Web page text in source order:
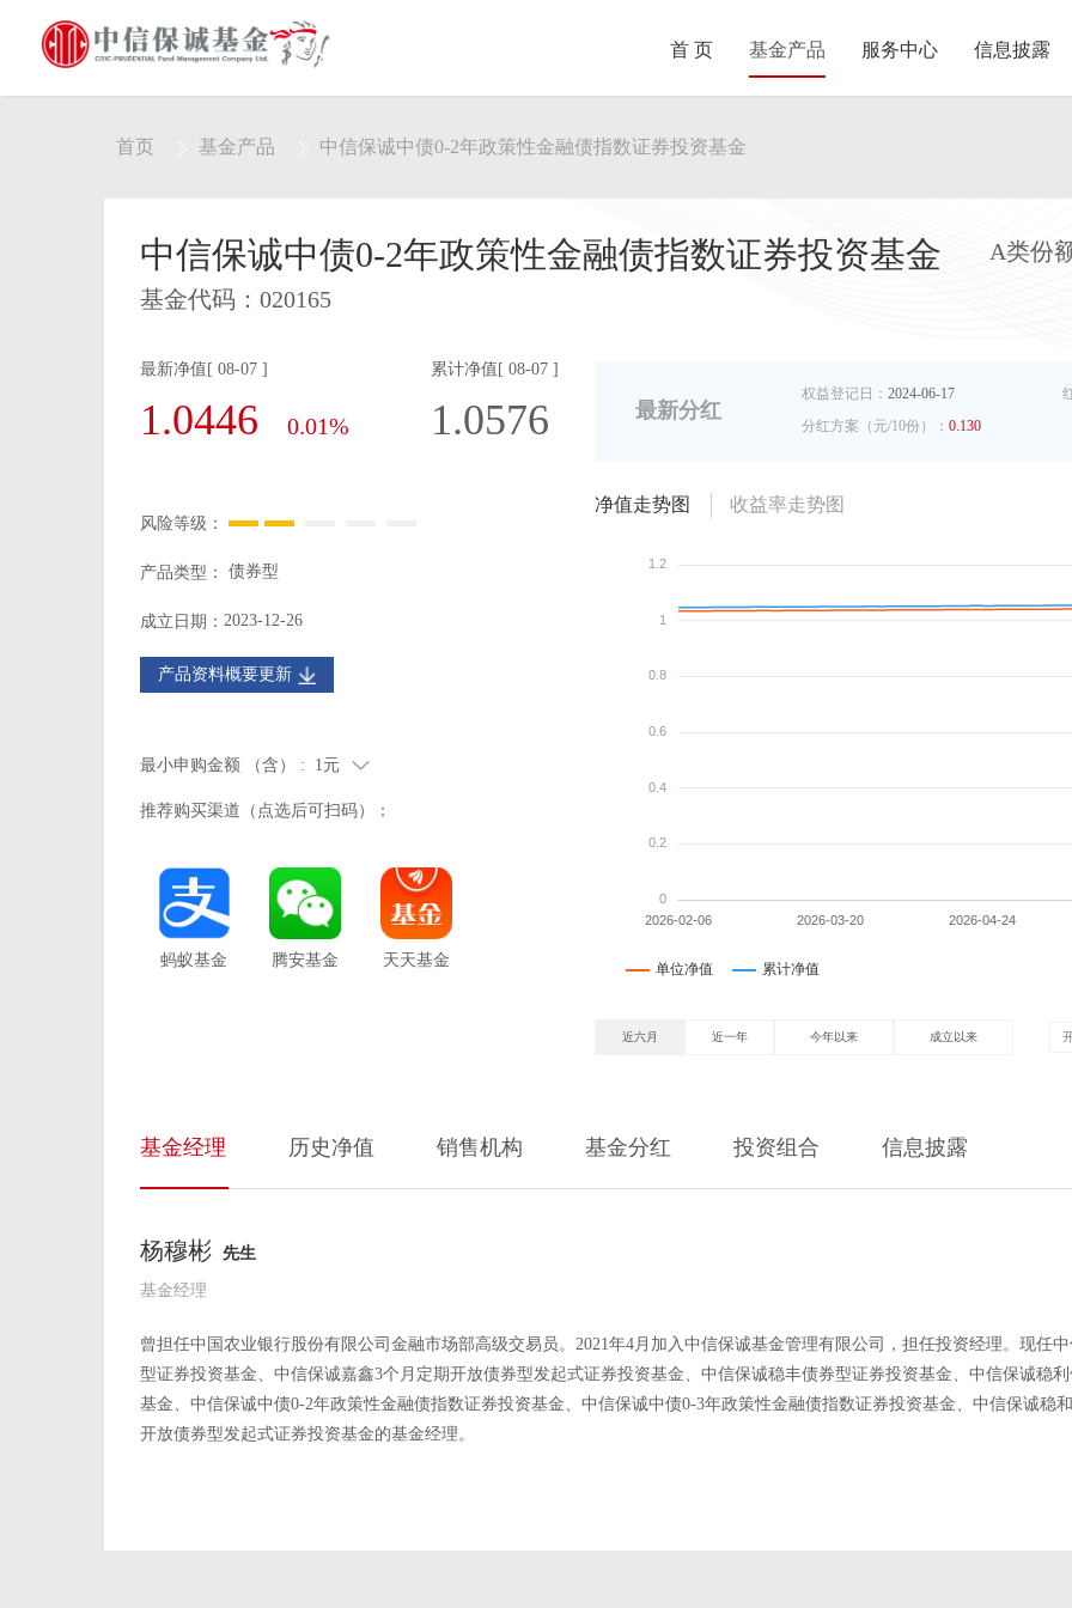
首 页 基金产品 服务中心 信息披露
首页 基金产品 中信保诚中债0-2年政策性金融债指数证券投资基金
中信保诚中债0-2年政策性金融债指数证券投资基金
A类份
基金代码： 020165
最新净值[ 08-07 ]
1.0446 0.01%
累计净值[ 08-07 ]
1.0576
风险等级：
产品类型： 债券型
成立日期： 2023-12-26
产品资料概要更新
最小申购金额 （含） : 1元
推荐购买渠道（点选后可扫码）：
蚂蚁基金 腾安基金 天天基金
最新分红
权益登记日：2024-06-17
分红方案（元/10份）：0.130
净值走势图 收益率走势图
近六月 近一年 今年以来 成立以来
基金经理 历史净值 销售机构 基金分红 投资组合 信息披露
杨穆彬 先生
基金经理
曾担任中国农业银行股份有限公司金融市场部高级交易员。2021年4月加入中信保诚基金管理有限公司，担任投资经理。现任
型证券投资基金、中信保诚嘉鑫3个月定期开放债券型发起式证券投资基金、中信保诚稳丰债券型证券投资基金、中信保诚稳
基金、中信保诚中债0-2年政策性金融债指数证券投资基金、中信保诚中债0-3年政策性金融债指数证券投资基金、中信保诚稳
开放债券型发起式证券投资基金的基金经理。